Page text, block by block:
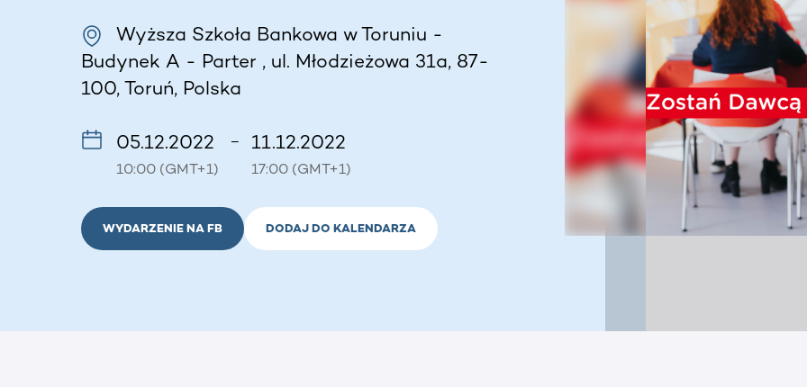
Wyższa Szkoła Bankowa w Toruniu -
Budynek A - Parter , ul. Młodzieżowa 31a, 87-
100, Toruń, Polska
05.12.2022
10:00 (GMT+1)
– 11.12.2022
17:00 (GMT+1)
WYDARZENIE NA FB DODAJ DO KALENDARZA